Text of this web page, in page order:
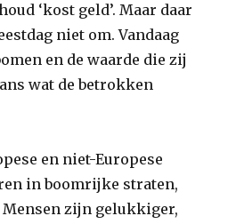
‘kost geld’. Maar daar
niet om. Vandaag
en de waarde die zij
wat de betrokken
en niet-Europese
in boomrijke straten,
Mensen zijn gelukkiger,